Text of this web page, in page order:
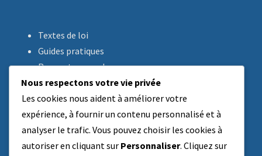
Textes de loi
Guides pratiques
Rapports annuels
FAQ
Saisir le CNPA
Nous respectons votre vie privée
Les cookies nous aident à améliorer votre
expérience, à fournir un contenu personnalisé et à
analyser le trafic. Vous pouvez choisir les cookies à
autoriser en cliquant sur Personnaliser. Cliquez sur